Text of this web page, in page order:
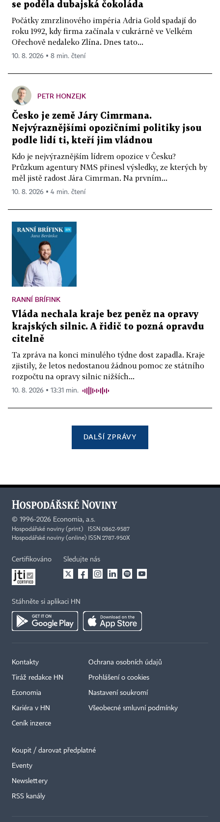
se poděla dubajská čokoláda
Počátky zmrzlinového impéria Adria Gold spadají do
roku 1992, kdy firma začínala v cukrárně ve Velkém
Ořechově nedaleko Zlína. Dnes tato...
10. 8. 2026 ▪ 8 min. čtení
PETR HONZEJK
Česko je země Járy Cimrmana.
Nejvýraznějšími opozičními politiky jsou
podle lidí ti, kteří jim vládnou
Kdo je nejvýraznějším lídrem opozice v Česku?
Průzkum agentury NMS přinesl výsledky, ze kterých by
měl jistě radost Jára Cimrman. Na prvním...
10. 8. 2026 ▪ 4 min. čtení
RANNÍ BRÍFINK
Vláda nechala kraje bez peněz na opravy
krajských silnic. A řidič to pozná opravdu
citelně
Ta zpráva na konci minulého týdne dost zapadla. Kraje
zjistily, že letos nedostanou žádnou pomoc ze státního
rozpočtu na opravy silnic nižších...
10. 8. 2026 ▪ 13:31 min.
DALŠÍ ZPRÁVY
© 1996-2026 Economia, a.s.
Hospodářské noviny (print) ISSN 0862-9587
Hospodářské noviny (online) ISSN 2787-950X
Certifikováno Sledujte nás
Stáhněte si aplikaci HN
Kontakty
Tiráž redakce HN
Economia
Kariéra v HN
Ceník inzerce
Ochrana osobních údajů
Prohlášení o cookies
Nastavení soukromí
Všeobecné smluvní podmínky
Koupit / darovat předplatné
Eventy
Newslettery
RSS kanály